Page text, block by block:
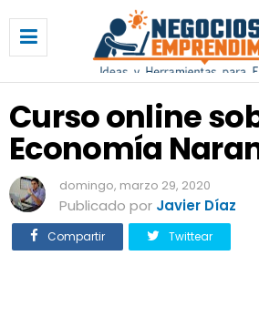
r
s
o
n
l
i
n
e
s
Curso online
Economía
domingo, marzo 29, 2020
Publicado por Javier Díaz
Compartir Twittear